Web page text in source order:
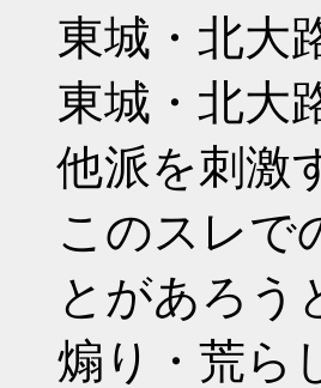
東城・北大
東城・北大
他派を刺激
このスレで
とがあろう
煽り・荒ら